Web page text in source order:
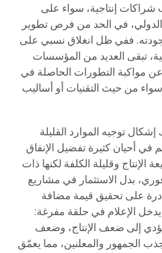
شراكات إنتاجية، سواء على
في الحد من فرص تطوير
ففي ظل انغلاق نسبي على
تبقى العديد من المؤسسات
عن مواكبة التطورات الحاصلة في
سواء من حيث التقنيات أو أساليب
توجيه الموارد القليلة
في أحيان كثيرة تفضيل الإنفاق
الإنتاج وقليلة الكلفة لكنها ذات
بدل الاستثمار في مشاريع
على تحقيق قيمة مضافة
الإعلام في حلقة مفرغة:
إلى ضعف الإنتاج، وضعف
الجمهور والمعلنين، مما يعمّق